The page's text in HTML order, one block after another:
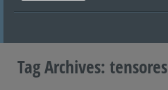
Tag Archives: tensores